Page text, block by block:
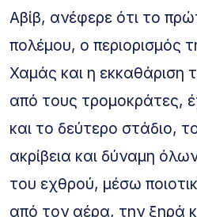
Αβίβ, ανέφερε ότι το
πολέμου, ο περιορισμός
Χαμάς και η εκκαθάριση
από τους τρομοκράτες,
και το δεύτερο στάδιο,
ακρίβεια και δύναμη
του εχθρού, μέσω
από τον αέρα, την ξηρά